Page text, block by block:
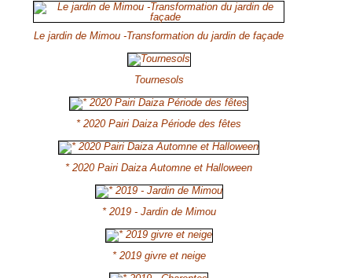
Le jardin de Mimou -Transformation du jardin de façade
Tournesols
* 2020 Pairi Daiza Période des fêtes
* 2020 Pairi Daiza Automne et Halloween
* 2019 - Jardin de Mimou
* 2019 givre et neige